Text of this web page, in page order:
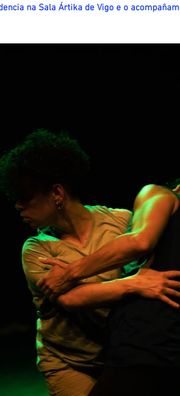
na Sala Ártika de Vigo e o